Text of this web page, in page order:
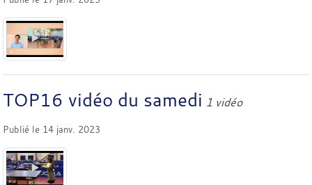
TOP16 vidéo du samedi 1 vidéo
Publié le 14 janv. 2023